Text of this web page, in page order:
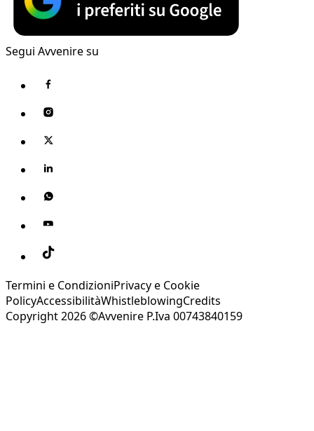
Segui Avvenire su
Termini e CondizioniPrivacy e Cookie
PolicyAccessibilitàWhistleblowingCredits
Copyright 2026 ©Avvenire P.Iva 00743840159